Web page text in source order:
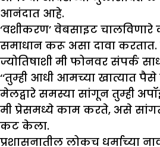
आनंदात आहे.
‘वशीकरण’ वेबसाइट
समाधान करू असा दावा
ज्योतिषाशी मी फोनवर संपर्क
‘‘तुम्ही आधी आमच्या खात्यात
मेलद्वारे समस्या सांगून तुम्ही
मी प्रेसमध्ये काम करते, असे
कट केला.
प्रशासनातील लोकच धर्माच्या